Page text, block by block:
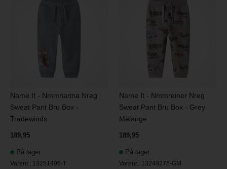
Name It - Nmmnarina Nreg
Sweat Pant Bru Box -
Tradewinds
189,95
På lager
Varenr.: 13251496-T
Name It - Nmmreiner Nreg
Sweat Pant Bru Box - Grey
Melange
189,95
På lager
Varenr.: 13249275-GM